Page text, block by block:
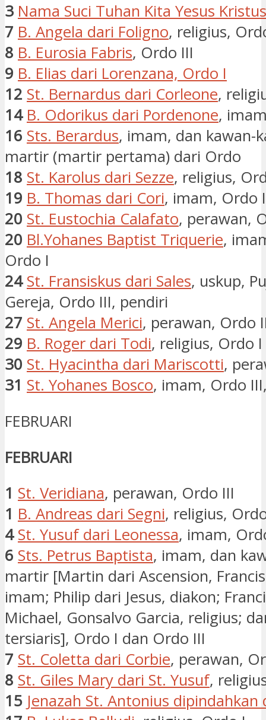
3 Nama Suci Tuhan Kita Yesus Kristus
7 B. Angela dari Foligno, religius,
8 B. Eurosia Fabris, Ordo III
9 B. Elias dari Lorenzana, Ordo I
12 St. Bernardus dari Corleone,
14 B. Odorikus dari Pordenone,
16 Sts. Berardus, imam, dan kawan-
martir (martir pertama) dari Ordo
18 St. Karolus dari Sezze, religius,
19 B. Thomas dari Cori, imam, Ordo I
20 St. Eustochia Calafato, perawan,
20 Bl.Yohanes Baptist Triquerie,
Ordo I
24 St. Fransiskus dari Sales, uskup,
Gereja, Ordo III, pendiri
27 St. Angela Merici, perawan, Ordo
29 B. Roger dari Todi, religius, Ordo I
30 St. Hyacintha dari Mariscotti,
31 St. Yohanes Bosco, imam, Ordo
FEBRUARI
FEBRUARI
1 St. Veridiana, perawan, Ordo III
1 B. Andreas dari Segni, religius,
4 St. Yusuf dari Leonessa, imam,
6 Sts. Petrus Baptista, imam, dan
martir [Martin dari Ascension,
imam; Philip dari Jesus, diakon;
Michael, Gonsalvo Garcia, religius;
tersiaris], Ordo I dan Ordo III
7 St. Coletta dari Corbie, perawan,
8 St. Giles Mary dari St. Yusuf,
15 Jenazah St. Antonius dipindahkan